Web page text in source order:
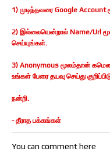
1) முடிந்தவரை Google
2) இல்லையென்றால் Name/Url
செய்யுங்கள்.
3) Anonymous மூலம்தான்
உங்கள் பேரை தயவு செய்து
நன்றி.
- தீராத பக்கங்கள்
You can comment here